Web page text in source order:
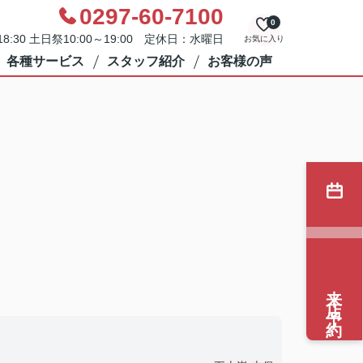
0297-60-7100
土日祭10:00～19:00 定休日：水曜日 お気に入り
0
各種サービス スタッフ紹介 お客様の声
来店予約